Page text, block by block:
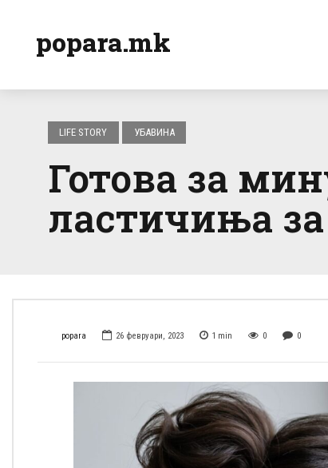
popara.mk
LIFE STORY УБАВИНА
Готова за
ластичиња
popara 26 февруари, 2023 1 min 0 0